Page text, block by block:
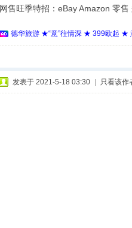
网售旺季特招：eBay Amazon 零
德华旅游 ★“意”往情深 ★ 399欧起 ★
发表于 2021-5-18 03:30 只看该作